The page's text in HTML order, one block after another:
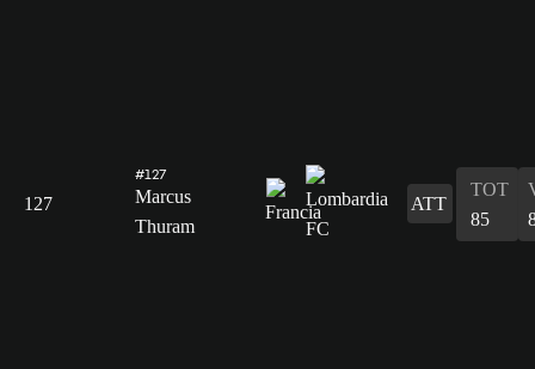
127
#127
Marcus
Thuram
ATT
TOT
85